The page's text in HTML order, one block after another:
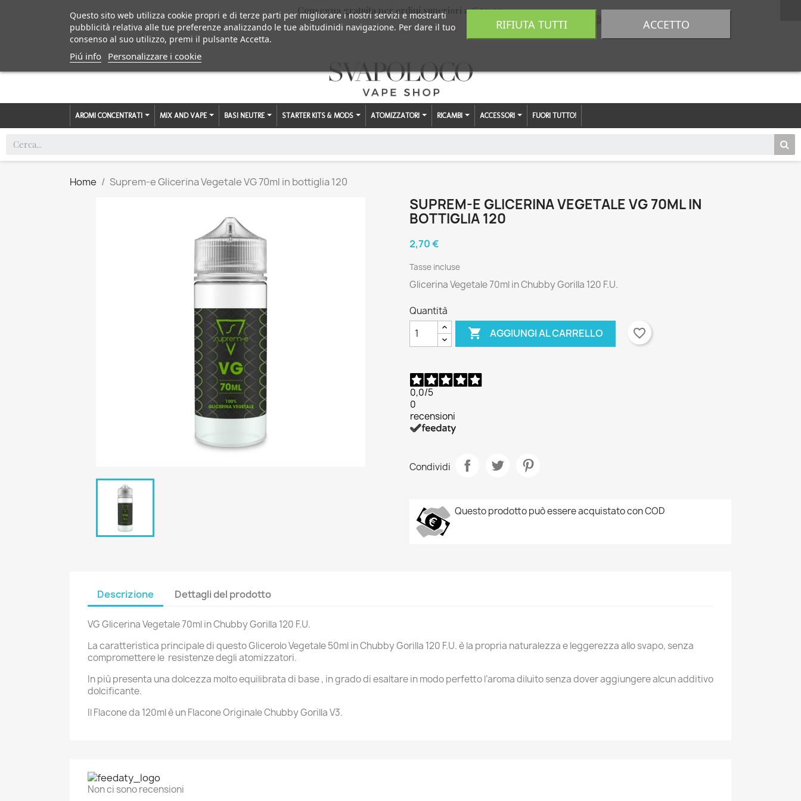
Consegna gratuita per ordini superiori a € 59,00
0,00 €
AROMI CONCENTRATI MIX AND VAPE BASI NEUTRE STARTER KITS & MODS ATOMIZZATORI RICAMBI ACCESSORI FUORI TUTTO!
Home Suprem-e Glicerina Vegetale VG 70ml in bottiglia 120
SUPREM-E GLICERINA VEGETALE VG 70ML IN
BOTTIGLIA 120
2,70 €
Tasse incluse
Glicerina Vegetale 70ml in Chubby Gorilla 120 F.U.
Quantità
 AGGIUNGI AL CARRELLO favorite_border
0,0/5
0
recensioni
Condividi
Questo prodotto può essere acquistato con COD
Descrizione Dettagli del prodotto
VG Glicerina Vegetale 70ml in Chubby Gorilla 120 F.U.
La caratteristica principale di questo Glicerolo Vegetale 50ml in Chubby Gorilla 120 F.U. è la propria naturalezza e leggerezza allo svapo, senza
compromettere le resistenze degli atomizzatori.
In più presenta una dolcezza molto equilibrata di base , in grado di esaltare in modo perfetto l’aroma diluito senza dover aggiungere alcun additivo
dolcificante.
Il Flacone da 120ml è un Flacone Originale Chubby Gorilla V3.
Non ci sono recensioni
Questo sito web utilizza cookie propri e di terze parti per migliorare i nostri servizi e mostrarti
pubblicità relativa alle tue preferenze analizzando le tue abitudinidi navigazione. Per dare il tuo
consenso al suo utilizzo, premi il pulsante Accetta.
Piú info Personalizzare i cookie
RIFIUTA TUTTI ACCETTO